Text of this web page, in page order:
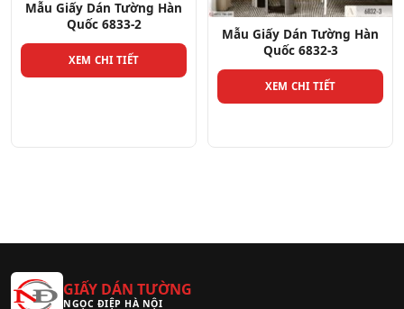
Mẫu Giấy Dán Tường Hàn
Quốc 6832-3
Mẫu Giấy Dán Tường Hàn
Quốc 6836-1
XEM CHI TIẾT
GIẤY DÁN TƯỜNG
NGỌC ĐIỆP HÀ NỘI